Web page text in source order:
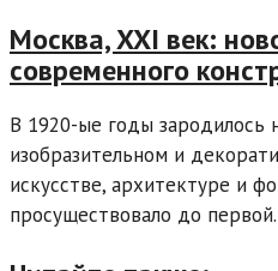
Москва, XXI век:
современного
В 1920-ые годы зародилось
изобразительном и
искусстве, архитектуре и
просуществовало до